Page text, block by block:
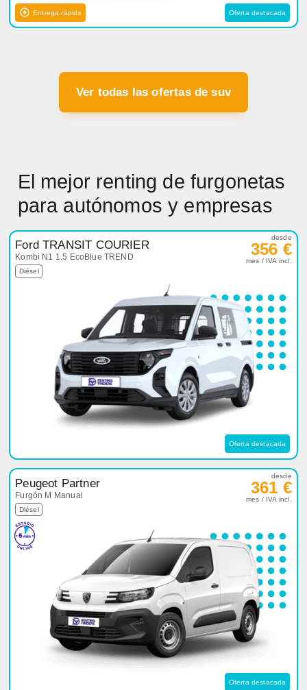
Entrega rápida Oferta destacada
Ver todas las ofertas de suv
El mejor renting de furgonetas
para autónomos y empresas
Ford TRANSIT COURIER
Kombi N1 1.5 EcoBlue TREND
Diésel
desde
356 €
mes / IVA incl.
Oferta destacada
Peugeot Partner
Furgón M Manual
Diésel
desde
361 €
mes / IVA incl.
Oferta destacada